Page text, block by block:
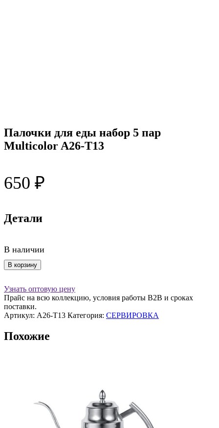
Палочки для еды набор 5 пар
Multicolor A26-T13
650 ₽
Детали
В наличии
Количество
товара
для
еды
набор
5
Multicolor
A26-
В корзину
Узнать оптовую цену
Прайс на всю коллекцию, условия работы В2В и сроках
поставки.
Артикул: A26-T13 Категория: СЕРВИРОВКА
Похожие